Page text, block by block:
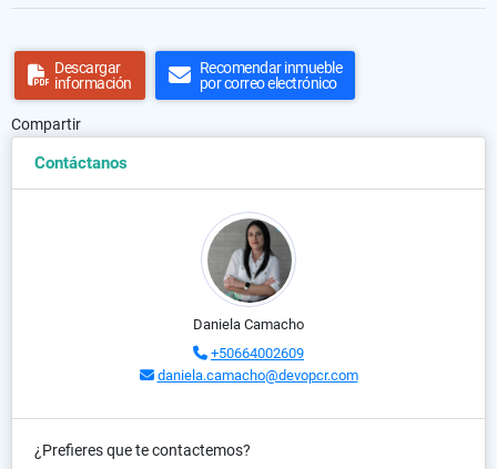
Descargar
información
Recomendar inmueble
por correo electrónico
Compartir
Contáctanos
Daniela Camacho
+50664002609
daniela.camacho@devopcr.com
¿Prefieres que te contactemos?